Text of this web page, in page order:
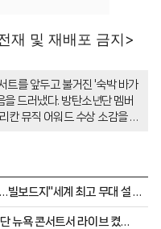
재 및 재배포 금지>
트를 앞두고 불거진 '숙박 바가
드러냈다. 방탄소년단 멤버
칸 뮤직 어워드 수상 소감을 전
빌보드지"세계 최고 무대 설 자
뉴욕 콘서트서 라이브 켰